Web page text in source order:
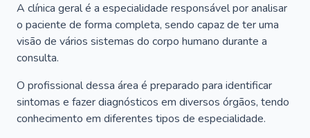
A clínica geral é a especialidade responsável por analisar
o paciente de forma completa, sendo capaz de ter uma
visão de vários sistemas do corpo humano durante a
consulta.
O profissional dessa área é preparado para identificar
sintomas e fazer diagnósticos em diversos órgãos, tendo
conhecimento em diferentes tipos de especialidade.